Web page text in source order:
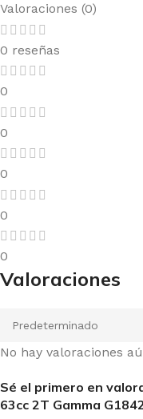
Valoraciones (0)
0 reseñas
0
0
0
0
0
Valoraciones
No hay valoraciones
Sé el primero en
63cc 2T Gamma